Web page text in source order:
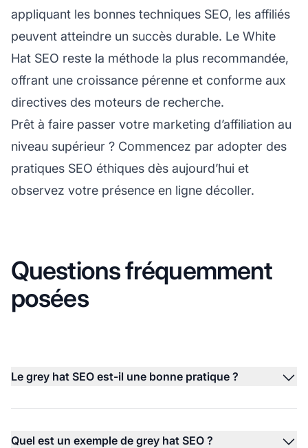
appliquant les bonnes techniques SEO, les affiliés
peuvent atteindre un succès durable. Le White
Hat SEO reste la méthode la plus recommandée,
offrant une croissance pérenne et conforme aux
directives des moteurs de recherche.
Prêt à faire passer votre marketing d’affiliation au
niveau supérieur ? Commencez par adopter des
pratiques SEO éthiques dès aujourd’hui et
observez votre présence en ligne décoller.
Questions fréquemment
posées
Le grey hat SEO est-il une bonne pratique ?
Quel est un exemple de grey hat SEO ?